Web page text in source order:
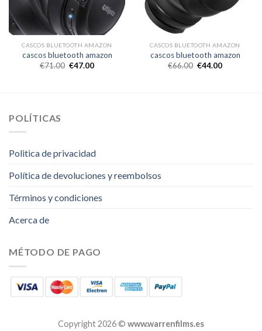
CASCOS BLUETOOTH AMAZON
cascos bluetooth amazon
€71.00 €47.00
CASCOS BLUETOOTH AMAZON
cascos bluetooth amazon
€66.00 €44.00
POLÍTICAS
Politica de privacidad
Política de devoluciones y reembolsos
Términos y condiciones
Acerca de
MÉTODO DE PAGO
Copyright 2026 © www.warrenfilms.es